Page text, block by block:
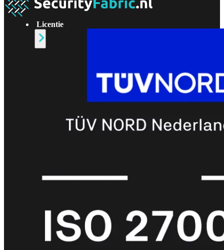
Licentie
bekijken
FortiCare
Support
FortiCare
RMA
FortiCare
1